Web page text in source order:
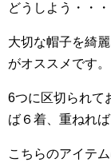
どうしよう・・・
大切な帽子を綺
がオススメです。
6つに区切られて
ば６着、重ねれ
こちらのアイテ